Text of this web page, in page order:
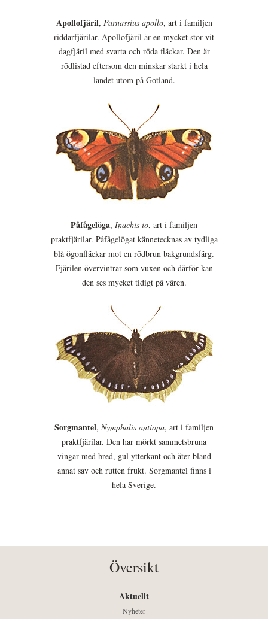
Apollofjäril, Parnassius apollo, art i familjen
riddarfjärilar. Apollofjäril är en mycket stor vit
dagfjäril med svarta och röda fläckar. Den är
rödlistad eftersom den minskar starkt i hela
landet utom på Gotland.
Påfågelöga, Inachis io, art i familjen
praktfjärilar. Påfågelögat kännetecknas av tydliga
blå ögonfläckar mot en rödbrun bakgrundsfärg.
Fjärilen övervintrar som vuxen och därför kan
den ses mycket tidigt på våren.
Sorgmantel, Nymphalis antiopa, art i familjen
praktfjärilar. Den har mörkt sammetsbruna
vingar med bred, gul ytterkant och äter bland
annat sav och rutten frukt. Sorgmantel finns i
hela Sverige.
Översikt
Aktuellt
Nyheter